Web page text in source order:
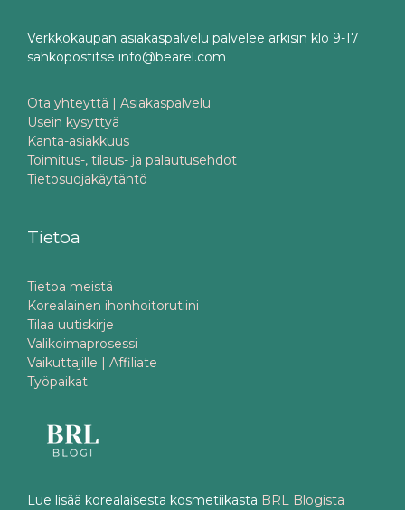
Verkkokaupan asiakaspalvelu palvelee arkisin klo 9-17
sähköpostitse info@bearel.com
Ota yhteyttä | Asiakaspalvelu
Usein kysyttyä
Kanta-asiakkuus
Toimitus-, tilaus- ja palautusehdot
Tietosuojakäytäntö
Tietoa
Tietoa meistä
Korealainen ihonhoitorutiini
Tilaa uutiskirje
Valikoimaprosessi
Vaikuttajille | Affiliate
Työpaikat
Lue lisää korealaisesta kosmetiikasta BRL Blogista